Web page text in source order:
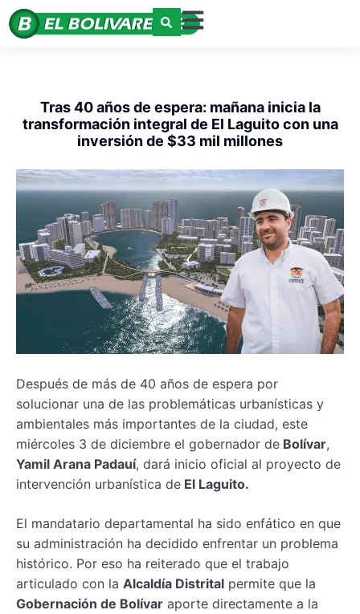
Tras 40 años de espera: mañana inicia la
transformación integral de El Laguito con una
inversión de $33 mil millones
Después de más de 40 años de espera por
solucionar una de las problemáticas urbanísticas y
ambientales más importantes de la ciudad, este
miércoles 3 de diciembre el gobernador de Bolívar,
Yamil Arana Padauí, dará inicio oficial al proyecto de
intervención urbanística de El Laguito.
El mandatario departamental ha sido enfático en que
su administración ha decidido enfrentar un problema
histórico. Por eso ha reiterado que el trabajo
articulado con la Alcaldía Distrital permite que la
Gobernación de Bolívar aporte directamente a la